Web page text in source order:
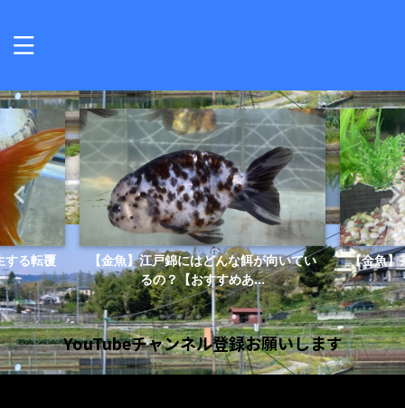
する転覆
【金魚】江戸錦にはどんな餌が向いてい
るの？【おすすめあ...
【金魚】
YouTubeチャンネル登録お願いします